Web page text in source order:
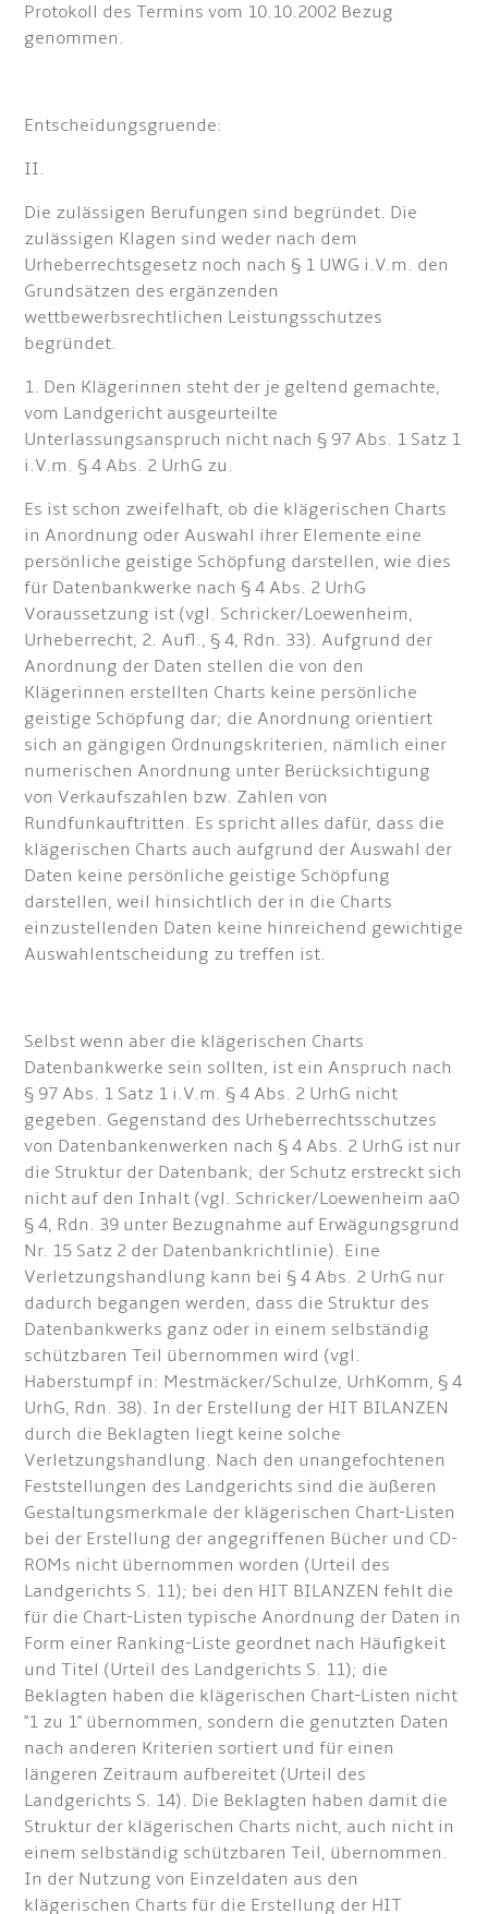
Protokoll des Termins vom 10.10.2002 Bezug
genommen.
Entscheidungsgruende:
II.
Die zulässigen Berufungen sind begründet. Die
zulässigen Klagen sind weder nach dem
Urheberrechtsgesetz noch nach § 1 UWG i.V.m. den
Grundsätzen des ergänzenden
wettbewerbsrechtlichen Leistungsschutzes
begründet.
1. Den Klägerinnen steht der je geltend gemachte,
vom Landgericht ausgeurteilte
Unterlassungsanspruch nicht nach § 97 Abs. 1 Satz 1
i.V.m. § 4 Abs. 2 UrhG zu.
Es ist schon zweifelhaft, ob die klägerischen Charts
in Anordnung oder Auswahl ihrer Elemente eine
persönliche geistige Schöpfung darstellen, wie dies
für Datenbankwerke nach § 4 Abs. 2 UrhG
Voraussetzung ist (vgl. Schricker/Loewenheim,
Urheberrecht, 2. Aufl., § 4, Rdn. 33). Aufgrund der
Anordnung der Daten stellen die von den
Klägerinnen erstellten Charts keine persönliche
geistige Schöpfung dar; die Anordnung orientiert
sich an gängigen Ordnungskriterien, nämlich einer
numerischen Anordnung unter Berücksichtigung
von Verkaufszahlen bzw. Zahlen von
Rundfunkauftritten. Es spricht alles dafür, dass die
klägerischen Charts auch aufgrund der Auswahl der
Daten keine persönliche geistige Schöpfung
darstellen, weil hinsichtlich der in die Charts
einzustellenden Daten keine hinreichend gewichtige
Auswahlentscheidung zu treffen ist.
Selbst wenn aber die klägerischen Charts
Datenbankwerke sein sollten, ist ein Anspruch nach
§ 97 Abs. 1 Satz 1 i.V.m. § 4 Abs. 2 UrhG nicht
gegeben. Gegenstand des Urheberrechtsschutzes
von Datenbankenwerken nach § 4 Abs. 2 UrhG ist nur
die Struktur der Datenbank; der Schutz erstreckt sich
nicht auf den Inhalt (vgl. Schricker/Loewenheim aaO
§ 4, Rdn. 39 unter Bezugnahme auf Erwägungsgrund
Nr. 15 Satz 2 der Datenbankrichtlinie). Eine
Verletzungshandlung kann bei § 4 Abs. 2 UrhG nur
dadurch begangen werden, dass die Struktur des
Datenbankwerks ganz oder in einem selbständig
schützbaren Teil übernommen wird (vgl.
Haberstumpf in: Mestmäcker/Schulze, UrhKomm, § 4
UrhG, Rdn. 38). In der Erstellung der HIT BILANZEN
durch die Beklagten liegt keine solche
Verletzungshandlung. Nach den unangefochtenen
Feststellungen des Landgerichts sind die äußeren
Gestaltungsmerkmale der klägerischen Chart-Listen
bei der Erstellung der angegriffenen Bücher und CD-
ROMs nicht übernommen worden (Urteil des
Landgerichts S. 11); bei den HIT BILANZEN fehlt die
für die Chart-Listen typische Anordnung der Daten in
Form einer Ranking-Liste geordnet nach Häufigkeit
und Titel (Urteil des Landgerichts S. 11); die
Beklagten haben die klägerischen Chart-Listen nicht
"1 zu 1" übernommen, sondern die genutzten Daten
nach anderen Kriterien sortiert und für einen
längeren Zeitraum aufbereitet (Urteil des
Landgerichts S. 14). Die Beklagten haben damit die
Struktur der klägerischen Charts nicht, auch nicht in
einem selbständig schützbaren Teil, übernommen.
In der Nutzung von Einzeldaten aus den
klägerischen Charts für die Erstellung der HIT